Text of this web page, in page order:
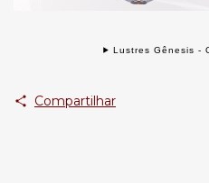
Lustres Gênesis -
Compartilhar